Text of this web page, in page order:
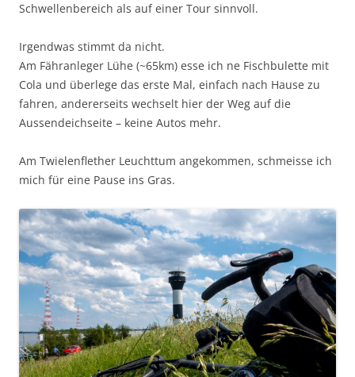
Schwellenbereich als auf einer Tour sinnvoll.
Irgendwas stimmt da nicht.
Am Fähranleger Lühe (~65km) esse ich ne Fischbulette mit
Cola und überlege das erste Mal, einfach nach Hause zu
fahren, andererseits wechselt hier der Weg auf die
Aussendeichseite – keine Autos mehr.
Am Twielenflether Leuchttum angekommen, schmeisse ich
mich für eine Pause ins Gras.